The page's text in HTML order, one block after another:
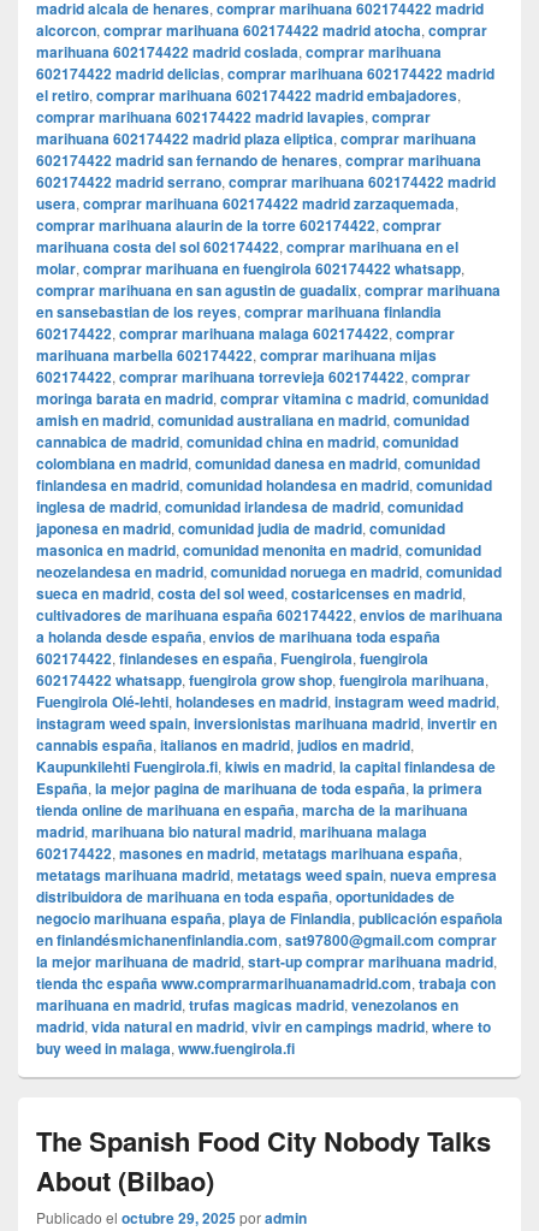
madrid alcala de henares, comprar marihuana 602174422 madrid
alcorcon, comprar marihuana 602174422 madrid atocha, comprar
marihuana 602174422 madrid coslada, comprar marihuana
602174422 madrid delicias, comprar marihuana 602174422 madrid
el retiro, comprar marihuana 602174422 madrid embajadores,
comprar marihuana 602174422 madrid lavapies, comprar
marihuana 602174422 madrid plaza eliptica, comprar marihuana
602174422 madrid san fernando de henares, comprar marihuana
602174422 madrid serrano, comprar marihuana 602174422 madrid
usera, comprar marihuana 602174422 madrid zarzaquemada,
comprar marihuana alaurin de la torre 602174422, comprar
marihuana costa del sol 602174422, comprar marihuana en el
molar, comprar marihuana en fuengirola 602174422 whatsapp,
comprar marihuana en san agustin de guadalix, comprar marihuana
en sansebastian de los reyes, comprar marihuana finlandia
602174422, comprar marihuana malaga 602174422, comprar
marihuana marbella 602174422, comprar marihuana mijas
602174422, comprar marihuana torrevieja 602174422, comprar
moringa barata en madrid, comprar vitamina c madrid, comunidad
amish en madrid, comunidad australiana en madrid, comunidad
cannabica de madrid, comunidad china en madrid, comunidad
colombiana en madrid, comunidad danesa en madrid, comunidad
finlandesa en madrid, comunidad holandesa en madrid, comunidad
inglesa de madrid, comunidad irlandesa de madrid, comunidad
japonesa en madrid, comunidad judia de madrid, comunidad
masonica en madrid, comunidad menonita en madrid, comunidad
neozelandesa en madrid, comunidad noruega en madrid, comunidad
sueca en madrid, costa del sol weed, costaricenses en madrid,
cultivadores de marihuana españa 602174422, envios de marihuana
a holanda desde españa, envios de marihuana toda españa
602174422, finlandeses en españa, Fuengirola, fuengirola
602174422 whatsapp, fuengirola grow shop, fuengirola marihuana,
Fuengirola Olé-lehti, holandeses en madrid, instagram weed madrid,
instagram weed spain, inversionistas marihuana madrid, invertir en
cannabis españa, italianos en madrid, judios en madrid,
Kaupunkilehti Fuengirola.fi, kiwis en madrid, la capital finlandesa de
España, la mejor pagina de marihuana de toda españa, la primera
tienda online de marihuana en españa, marcha de la marihuana
madrid, marihuana bio natural madrid, marihuana malaga
602174422, masones en madrid, metatags marihuana españa,
metatags marihuana madrid, metatags weed spain, nueva empresa
distribuidora de marihuana en toda españa, oportunidades de
negocio marihuana españa, playa de Finlandia, publicación española
en finlandésmichanenfinlandia.com, sat97800@gmail.com comprar
la mejor marihuana de madrid, start-up comprar marihuana madrid,
tienda thc españa www.comprarmarihuanamadrid.com, trabaja con
marihuana en madrid, trufas magicas madrid, venezolanos en
madrid, vida natural en madrid, vivir en campings madrid, where to
buy weed in malaga, www.fuengirola.fi
The Spanish Food City Nobody Talks
About (Bilbao)
Publicado el octubre 29, 2025poradmin